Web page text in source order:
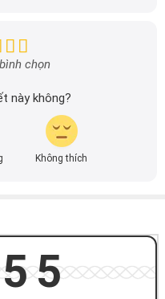
chọn
này không?
Không thích